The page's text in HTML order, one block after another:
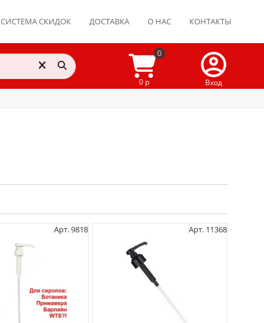
СИСТЕМА СКИДОК ДОСТАВКА О НАС КОНТАКТЫ
0
0 р
Вход
Арт. 9818 Арт. 11368